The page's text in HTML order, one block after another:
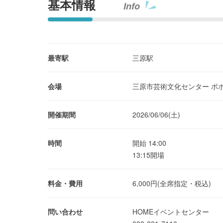
基本情報 Info
最寄駅 三原駅
会場 三原市芸術文化センター ポ
開催期間 2026/06/06(土)
時間
開始 14:00
13:15開場
料金・費用 6,000円(全席指定・税込)
問い合わせ
HOMEイベントセンター